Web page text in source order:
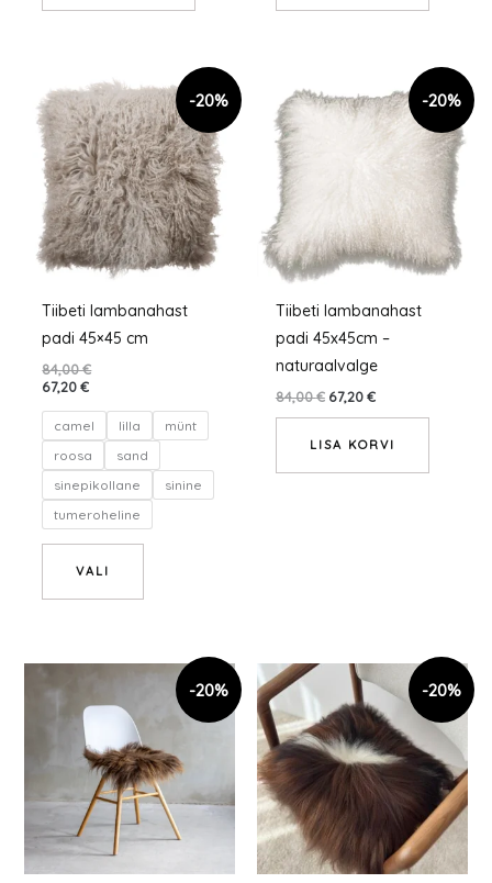
Tiibeti lambanahast
padi 45×45 cm
84,00€
67,20€
camel lilla
münt
roosa
sand
sinepikollane
sinine
tumeroheline
VALI
Sellel
tootel
on
mitu
varianti.
Valikuid
saab
teha
tootelehel.
Tiibeti lambanahast
padi 45x45cm –
naturaalvalge
84,00€ 67,20€
LISA KORVI
Hinnavahemik:
44,95 €
49,95 €
Hinnavahemik:
35,96 €
kuni
39,96 €
Sellel
tootel
mitu
varianti.
Valikuid
saab